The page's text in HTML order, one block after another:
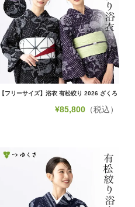
【フリーサイズ】浴衣 有松絞り 2026 ざくろ
¥85,800（税込）